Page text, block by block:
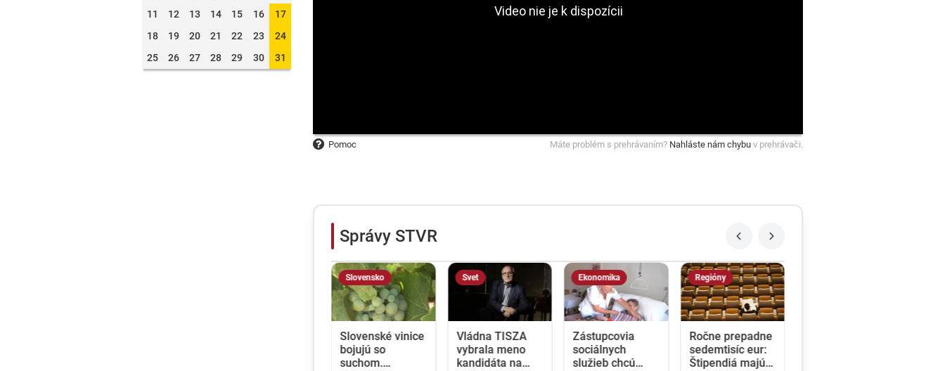
Pomoc Máte problém s prehrávaním? Nahláste nám chybu v prehrávači.
11
12 13 14 15 16
17
18
19 20 21 22 23
24
25
26 27 28 29 30 31
Správy STVR
Slovensko
Slovenské vinice
bojujú so
suchom.
Svet
Vládna TISZA
vybrala meno
kandidáta na
Ekonomika
Zástupcovia
sociálnych
služieb chcú
Regióny
Ročne prepadne
sedemtisíc eur:
Štipendiá majú